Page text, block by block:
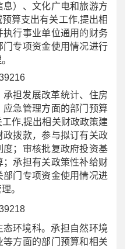
）、文化广电和旅游方
算支出有关工作,提出相
行事业单位通用的财务
专项资金使用情况进行
承担发展改革统计、住房
急管理方面的部门预算
工作,提出相关财政政策建
拨款，参与拟订有关政
；审核批复政府投资基
承担有关政策性补给财
门专项资金使用情况进
。
态环境科。承担自然环境
方面的部门预算和相关